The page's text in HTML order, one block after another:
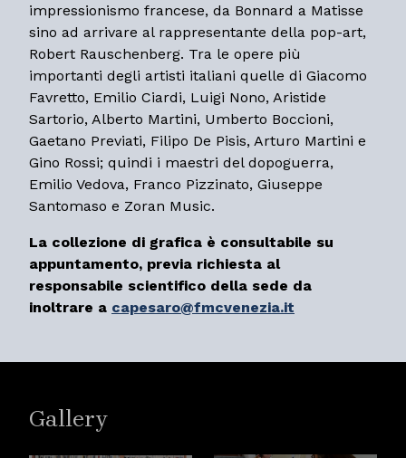
impressionismo francese, da Bonnard a Matisse
sino ad arrivare al rappresentante della pop-art,
Robert Rauschenberg. Tra le opere più
importanti degli artisti italiani quelle di Giacomo
Favretto, Emilio Ciardi, Luigi Nono, Aristide
Sartorio, Alberto Martini, Umberto Boccioni,
Gaetano Previati, Filipo De Pisis, Arturo Martini e
Gino Rossi; quindi i maestri del dopoguerra,
Emilio Vedova, Franco Pizzinato, Giuseppe
Santomaso e Zoran Music.
La collezione di grafica è consultabile su
appuntamento, previa richiesta al
responsabile scientifico della sede da
inoltrare a capesaro@fmcvenezia.it
Gallery